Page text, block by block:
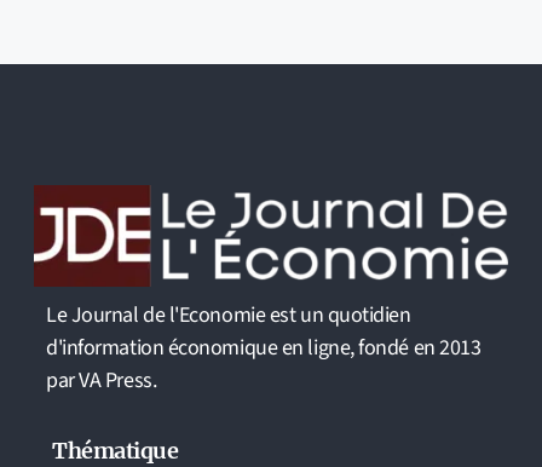
Le Journal de l'Economie est un quotidien
d'information économique en ligne, fondé en 2013
par VA Press.
Thématique